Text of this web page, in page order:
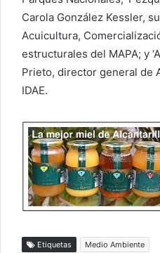
Carola González Kessler,
Acuicultura,
estructurales del MAPA; y
Prieto, director general de
IDAE.
Etiquetas Medio Ambiente